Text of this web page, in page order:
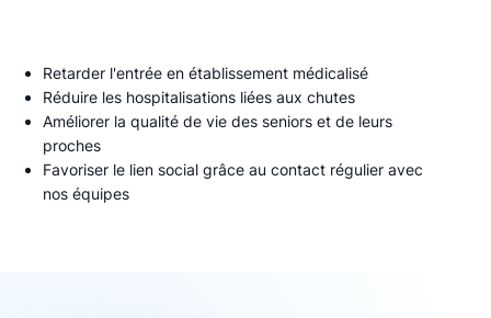
Retarder l'entrée en établissement médicalisé
Réduire les hospitalisations liées aux chutes
Améliorer la qualité de vie des seniors et de leurs
proches
Favoriser le lien social grâce au contact régulier avec
nos équipes